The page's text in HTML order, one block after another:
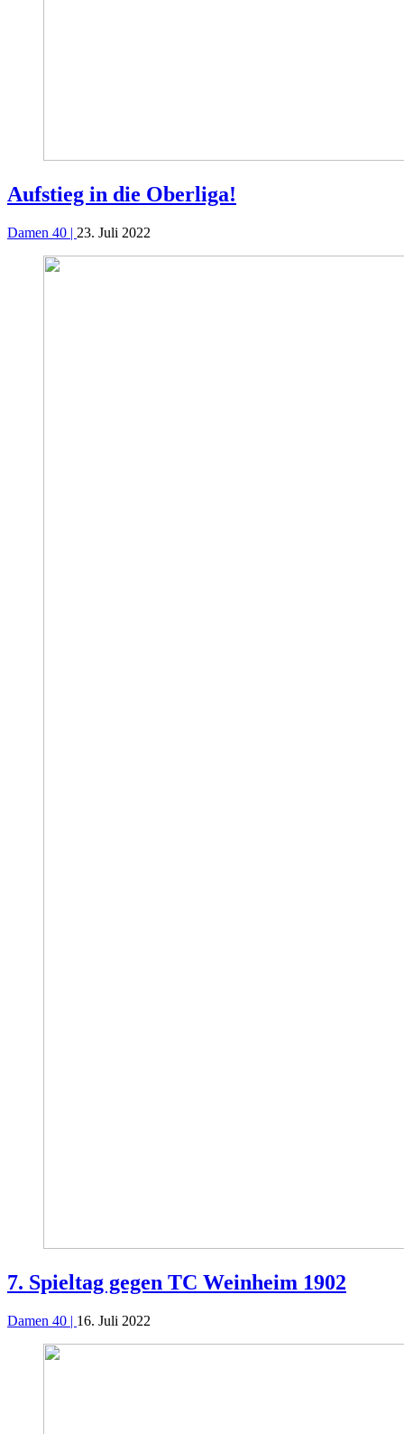
Aufstieg in die Oberliga!
Damen 40 | 23. Juli 2022
7. Spieltag gegen TC Weinheim 1902
Damen 40 | 16. Juli 2022